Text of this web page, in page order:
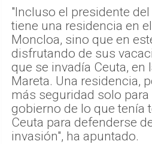
"Incluso el presidente
tiene una residencia en
Moncloa, sino que en
disfrutando de sus
que se invadía Ceuta, en
Mareta. Una residencia,
más seguridad solo
gobierno de lo que tenía
Ceuta para defenderse
invasión", ha apuntado.